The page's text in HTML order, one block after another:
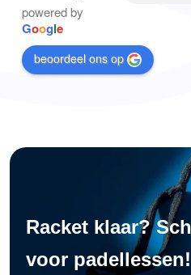
powered by
Google
beoordeel ons op
Racket klaar?
voor padellessen!